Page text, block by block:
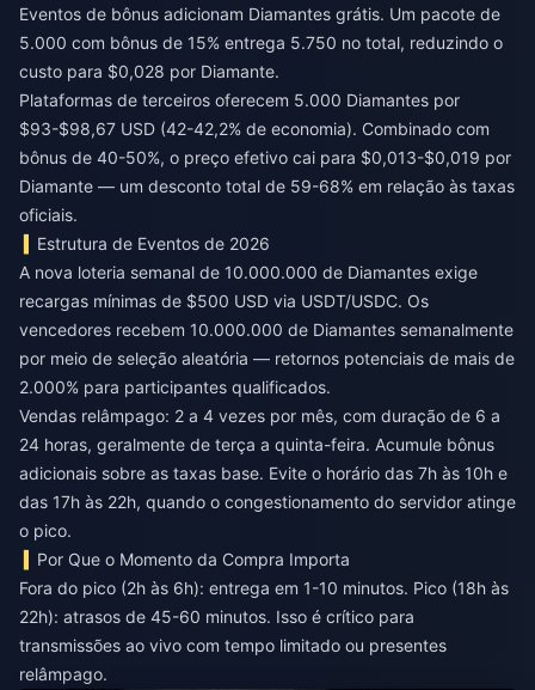
Eventos de bônus adicionam Diamantes grátis. Um pacote de
5.000 com bônus de 15% entrega 5.750 no total, reduzindo o
custo para $0,028 por Diamante.
Plataformas de terceiros oferecem 5.000 Diamantes por
$93-$98,67 USD (42-42,2% de economia). Combinado com
bônus de 40-50%, o preço efetivo cai para $0,013-$0,019 por
Diamante — um desconto total de 59-68% em relação às taxas
oficiais.
Estrutura de Eventos de 2026
A nova loteria semanal de 10.000.000 de Diamantes exige
recargas mínimas de $500 USD via USDT/USDC. Os
vencedores recebem 10.000.000 de Diamantes semanalmente
por meio de seleção aleatória — retornos potenciais de mais de
2.000% para participantes qualificados.
Vendas relâmpago: 2 a 4 vezes por mês, com duração de 6 a
24 horas, geralmente de terça a quinta-feira. Acumule bônus
adicionais sobre as taxas base. Evite o horário das 7h às 10h e
das 17h às 22h, quando o congestionamento do servidor atinge
o pico.
Por Que o Momento da Compra Importa
Fora do pico (2h às 6h): entrega em 1-10 minutos. Pico (18h às
22h): atrasos de 45-60 minutos. Isso é crítico para
transmissões ao vivo com tempo limitado ou presentes
relâmpago.